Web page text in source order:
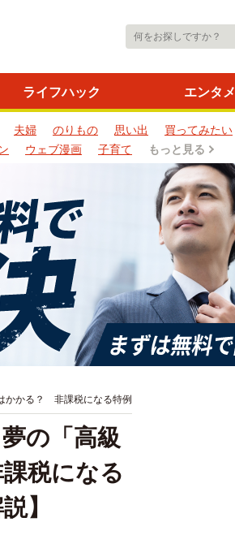
ライフハック エンタメ
夫婦 のりもの 思い出 買ってみたい
ウェブ漫画 子育て もっと見る
かかる？ 非課税になる特例
の「高級
税になる
】